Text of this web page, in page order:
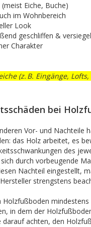
Eiche, Buche)
im Wohnbereich
Look
geschliffen &
Charakter
(z. B. Eingänge,
bei
Vor- und Nachteile
das Holz arbeitet, es
des
durch vorbeugende
Nachteil eingestellt,
strengstens
mindestens
in dem der
darauf achten, den